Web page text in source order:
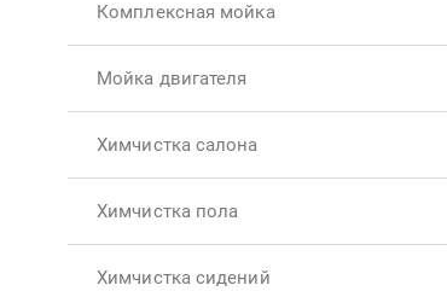
Комплексная мойка
Мойка двигателя
Химчистка салона
Химчистка пола
Химчистка сидений